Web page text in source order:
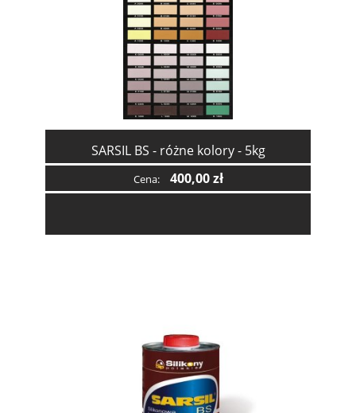
SARSIL BS - różne kolory - 5kg
Cena: 400,00 zł